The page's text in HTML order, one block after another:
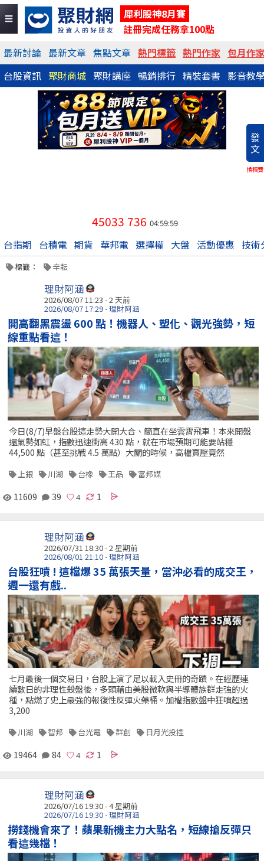
犀利股神8月賽
註冊完成任務拿100點
最新討論 最新文章 焦點文章 熱門標籤 熱門作家 包月作
台股資訊 聚財商城 聚財講座 暢銷排行 精裝套書 影音教
發
文
換稿費
45033 736 04:59:59
台指期 台積電 期貨 華邦電 選擇權 大盤 活動優惠 技術
標籤： 辛耘
理財阿涵
2026/08/07 11:23 - 2 天前
2026/08/07 17:29 - 理財阿涵
開高翻黑震盪 600 點！機器人、塑化、觀光強勢，短
線重點看這！
今日(8/7)早盤台股這走勢大開大合、簡直在坐雲霄飛車！本來開盤
還氣勢如虹，指數迅速衝高 430 點，就在市場預期可能要站穩
44,500 點（甚至挑戰 4.5 萬點）大關的時候，高檔賣壓竟然
上銀 川湖 台橡 王品 富邦媒
11609 39 1
理財阿涵
2026/07/31 18:30 - 2 星期前
2026/08/01 21:10 - 理財阿涵
台股狂噴 ! 這檔爆 35 萬張天量，當沖必看的成交王，
週一還有戲..
七月最後一個交易日，台股上演了足以載入史冊的奇蹟。在經歷連
續數日的非理性殺盤後，多頭藉由美股微軟與半導體族群走強的火
種，點燃了史上最強的報復性反彈火藥桶。加權指數盤中狂噴超過
3,200
川湖 智邦 台光電 群創 日月光投控
19464 84 1
理財阿涵
2026/07/16 19:30 - 4 星期前
2026/07/16 19:30 - 理財阿涵
撈錢機會來了！蘋果新機主力大點名，短線搶反彈只
看這幾檔！